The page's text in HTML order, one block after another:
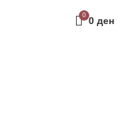
0 0 ден